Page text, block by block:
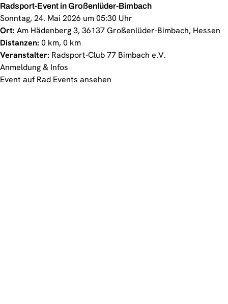
Radsport-Event in Großenlüder-Bimbach
Sonntag, 24. Mai 2026 um 05:30 Uhr
Ort: Am Hädenberg 3, 36137 Großenlüder-Bimbach, Hessen
Distanzen: 0 km, 0 km
Veranstalter: Radsport-Club 77 Bimbach e.V.
Anmeldung & Infos
Event auf Rad Events ansehen